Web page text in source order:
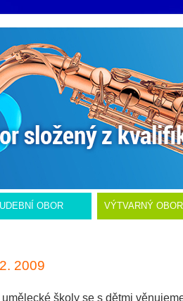
OBOR VÝTVARNÝ OBOR
2009
školy se s dětmi